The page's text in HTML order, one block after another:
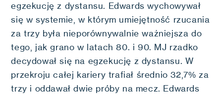
egzekucję z dystansu. Edwards wychowywał
się w systemie, w którym umiejętność rzucania
za trzy była nieporównywalnie ważniejsza do
tego, jak grano w latach 80. i 90. MJ rzadko
decydował się na egzekucję z dystansu. W
przekroju całej kariery trafiał średnio 32,7% za
trzy i oddawał dwie próby na mecz. Edwards